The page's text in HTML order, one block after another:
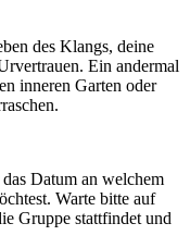
des Klangs, deine
Ein andermal
inneren Garten oder
Datum an welchem
Warte bitte auf
Gruppe stattfindet und